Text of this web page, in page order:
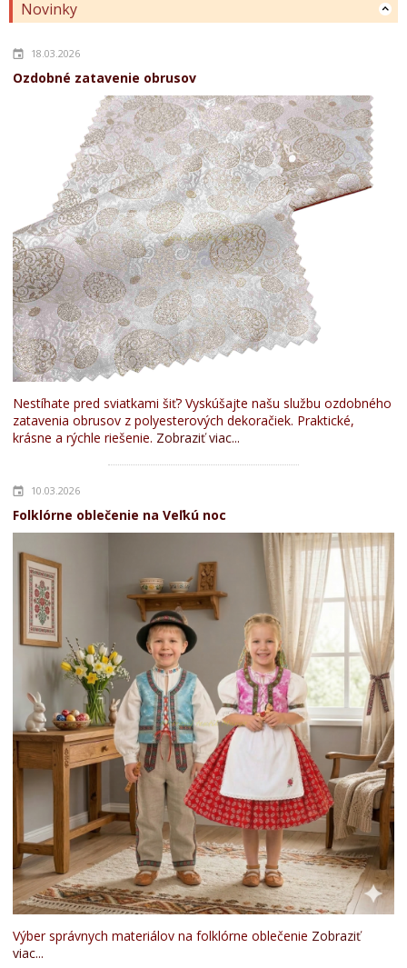
Novinky
18.03.2026
Ozdobné zatavenie obrusov
Nestíhate pred sviatkami šiť? Vyskúšajte našu službu ozdobného
zatavenia obrusov z polyesterových dekoračiek. Praktické,
krásne a rýchle riešenie. Zobraziť viac...
10.03.2026
Folklórne oblečenie na Veľkú noc
Výber správnych materiálov na folklórne oblečenie Zobraziť
viac...